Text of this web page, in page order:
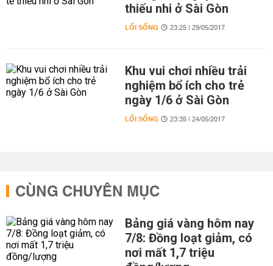
thiếu nhi ở Sài Gòn
LỐI SỐNG 23:25 | 29/05/2017
Khu vui chơi nhiều trải
nghiệm bổ ích cho trẻ
ngày 1/6 ở Sài Gòn
LỐI SỐNG 23:35 | 24/05/2017
CÙNG CHUYÊN MỤC
Bảng giá vàng hôm nay
7/8: Đồng loạt giảm, có
nơi mất 1,7 triệu